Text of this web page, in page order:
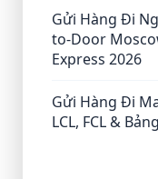
Gửi Hàng Đi
to-Door
Express 2026
Gửi Hàng Đi
LCL, FCL &